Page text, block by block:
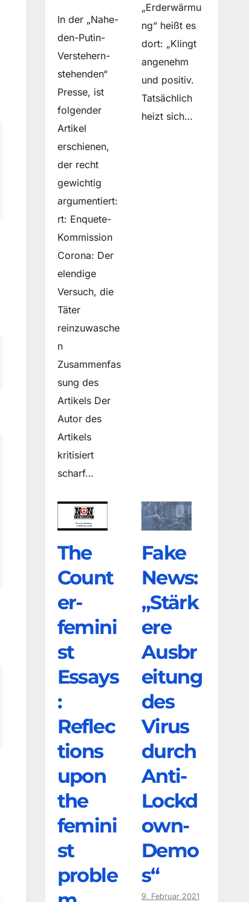
In der „Nahe-
den-Putin-
Verstehern-
stehenden“
Presse, ist
folgender
Artikel
erschienen,
der recht
gewichtig
argumentiert:
rt: Enquete-
Kommission
Corona: Der
elendige
Versuch, die
Täter
reinzuwasche
n
Zusammenfas
sung des
Artikels Der
Autor des
Artikels
kritisiert
scharf…
„Erderwärmu
ng“ heißt es
dort: „Klingt
angenehm
und positiv.
Tatsächlich
heizt sich…
The
Count
er­
femini
st
Essays
:
Reflec
tions
upon
the
femini
st
proble
Fake
News:
„Stärk
ere
Ausbr
eitung
des
Virus
durch
Anti-
Lockd
own-
Demo
s“
9. Februar 2021